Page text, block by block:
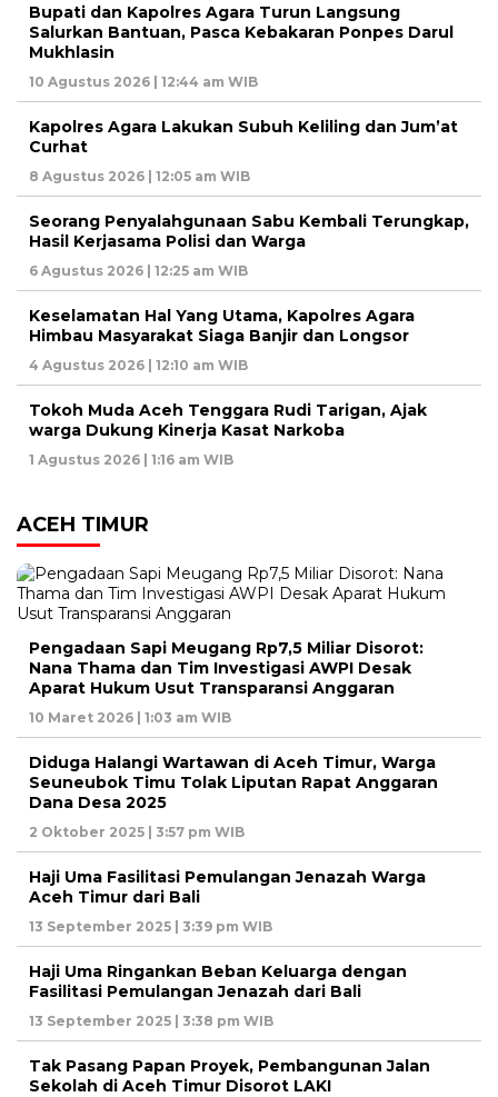
Bupati dan Kapolres Agara Turun Langsung
Salurkan Bantuan, Pasca Kebakaran Ponpes Darul
Mukhlasin
10 Agustus 2026 | 12:44 am WIB
Kapolres Agara Lakukan Subuh Keliling dan Jum’at
Curhat
8 Agustus 2026 | 12:05 am WIB
Seorang Penyalahgunaan Sabu Kembali Terungkap,
Hasil Kerjasama Polisi dan Warga
6 Agustus 2026 | 12:25 am WIB
Keselamatan Hal Yang Utama, Kapolres Agara
Himbau Masyarakat Siaga Banjir dan Longsor
4 Agustus 2026 | 12:10 am WIB
Tokoh Muda Aceh Tenggara Rudi Tarigan, Ajak
warga Dukung Kinerja Kasat Narkoba
1 Agustus 2026 | 1:16 am WIB
ACEH TIMUR
Pengadaan Sapi Meugang Rp7,5 Miliar Disorot:
Nana Thama dan Tim Investigasi AWPI Desak
Aparat Hukum Usut Transparansi Anggaran
10 Maret 2026 | 1:03 am WIB
Diduga Halangi Wartawan di Aceh Timur, Warga
Seuneubok Timu Tolak Liputan Rapat Anggaran
Dana Desa 2025
2 Oktober 2025 | 3:57 pm WIB
Haji Uma Fasilitasi Pemulangan Jenazah Warga
Aceh Timur dari Bali
13 September 2025 | 3:39 pm WIB
Haji Uma Ringankan Beban Keluarga dengan
Fasilitasi Pemulangan Jenazah dari Bali
13 September 2025 | 3:38 pm WIB
Tak Pasang Papan Proyek, Pembangunan Jalan
Sekolah di Aceh Timur Disorot LAKI